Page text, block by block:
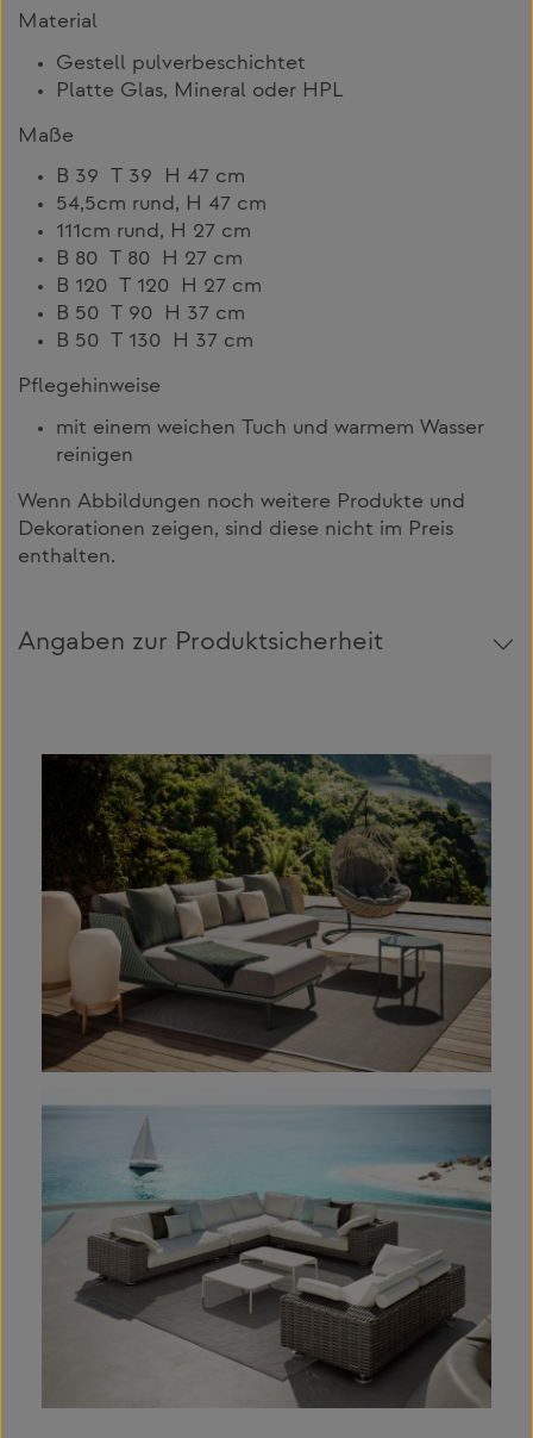
Material
Gestell pulverbeschichtet
Platte Glas, Mineral oder HPL
Maße
B 39 T 39 H 47 cm
54,5cm rund, H 47 cm
111cm rund, H 27 cm
B 80 T 80 H 27 cm
B 120 T 120 H 27 cm
B 50 T 90 H 37 cm
B 50 T 130 H 37 cm
Pflegehinweise
mit einem weichen Tuch und warmem Wasser
reinigen
Wenn Abbildungen noch weitere Produkte und
Dekorationen zeigen, sind diese nicht im Preis
enthalten.
Angaben zur Produktsicherheit